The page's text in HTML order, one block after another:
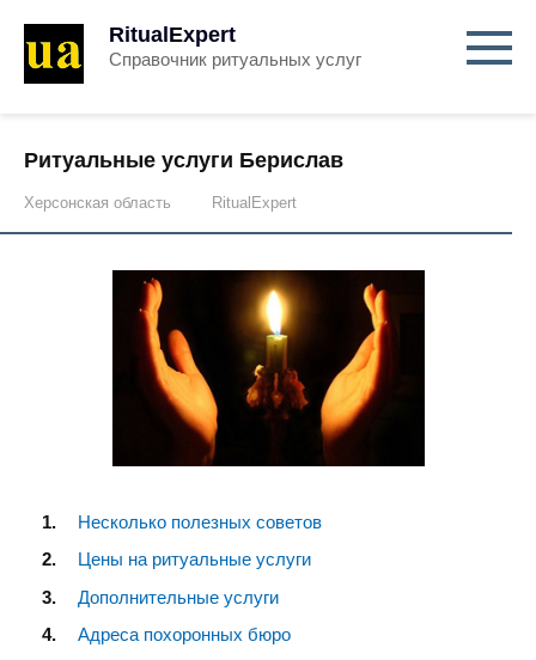
RitualExpert
Справочник ритуальных услуг
Ритуальные услуги Берислав
Херсонская область RitualExpert
Несколько полезных советов
Цены на ритуальные услуги
Дополнительные услуги
Адреса похоронных бюро